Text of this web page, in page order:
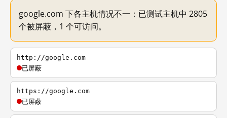
google.com 下各主机情况不一：已测试主机中 2805
个被屏蔽，1 个可访问。
http://google.com
已屏蔽
https://google.com
已屏蔽